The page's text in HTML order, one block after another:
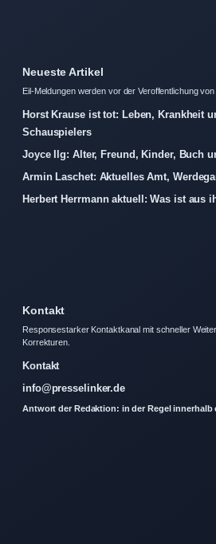
Neueste Artikel
Eil-Meldungen werden vor der Veroffentlichung
Horst Krause ist tot: Leben, Krankheit
Schauspielers
Joyce Ilg: Alter, Freund, Kinder, Buch
Armin Laschet: Aktuelles Amt,
Herbert Herrmann aktuell: Was ist aus
Kontakt
Responsestarker Kontaktkanal mit schneller
Korrekturen.
Kontakt
info@presselinker.de
Antwort der Redaktion: in der Regel innerhalb